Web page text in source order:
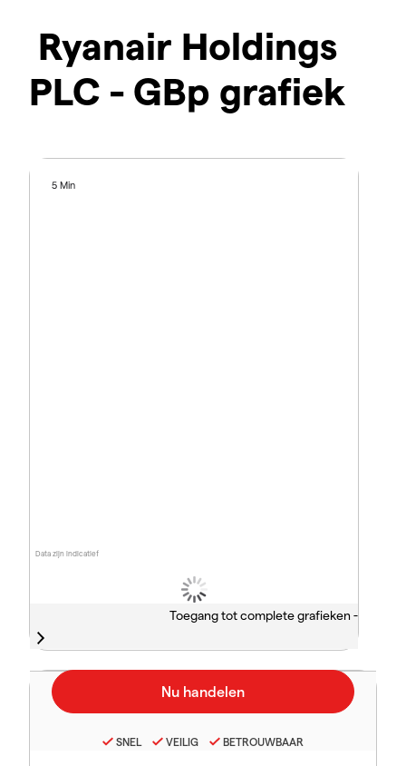
Ryanair Holdings
PLC - GBp grafiek
Data zijn indicatief
5 Min
Toegang tot complete grafieken -
SNEL VEILIG BETROUWBAAR